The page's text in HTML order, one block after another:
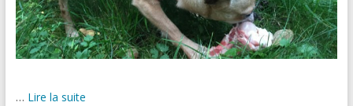
… Lire la suite